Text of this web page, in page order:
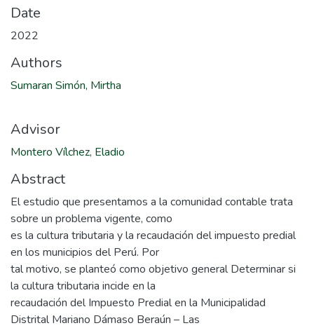
Date
2022
Authors
Sumaran Simón, Mirtha
Advisor
Montero Vílchez, Eladio
Abstract
El estudio que presentamos a la comunidad contable trata
sobre un problema vigente, como
es la cultura tributaria y la recaudación del impuesto predial
en los municipios del Perú. Por
tal motivo, se planteó como objetivo general Determinar si
la cultura tributaria incide en la
recaudación del Impuesto Predial en la Municipalidad
Distrital Mariano Dámaso Beraún – Las